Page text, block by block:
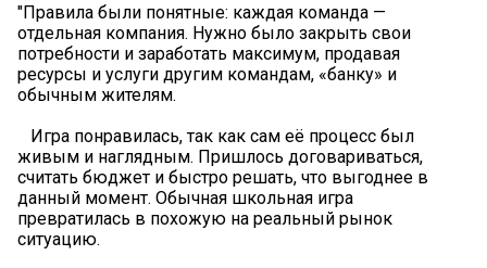
"Правила были понятные: каждая команда —
отдельная компания. Нужно было закрыть свои
потребности и заработать максимум, продавая
ресурсы и услуги другим командам, «банку» и
обычным жителям.
Игра понравилась, так как сам еë процесс был
живым и наглядным. Пришлось договариваться,
считать бюджет и быстро решать, что выгоднее в
данный момент. Обычная школьная игра
превратилась в похожую на реальный рынок
ситуацию.